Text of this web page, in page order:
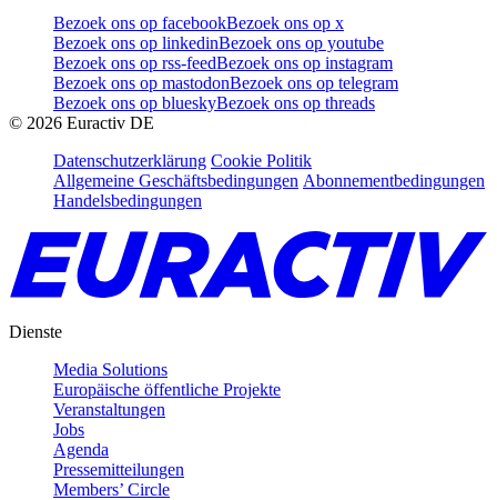
Bezoek ons op facebookBezoek ons op x
Bezoek ons op linkedinBezoek ons op youtube
Bezoek ons op rss-feedBezoek ons op instagram
Bezoek ons op mastodonBezoek ons op telegram
Bezoek ons op blueskyBezoek ons op threads
© 2026 Euractiv DE
Datenschutzerklärung Cookie Politik
Allgemeine Geschäftsbedingungen Abonnementbedingungen
Handelsbedingungen
Dienste
Media Solutions
Europäische öffentliche Projekte
Veranstaltungen
Jobs
Agenda
Pressemitteilungen
Members’ Circle